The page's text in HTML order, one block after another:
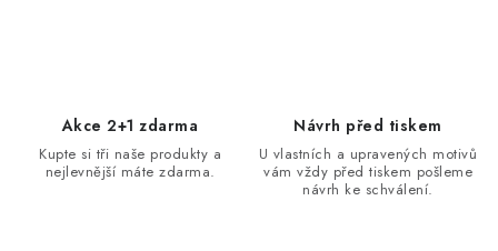
Akce 2+1 zdarma
Kupte si tři naše produkty a
nejlevnější máte zdarma.
Návrh před tiskem
U vlastních a upravených motivů
vám vždy před tiskem pošleme
návrh ke schválení.